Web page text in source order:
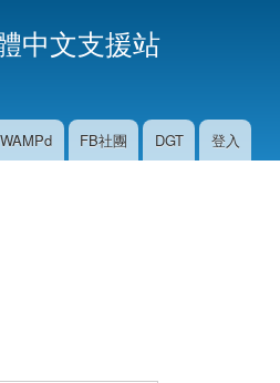
中文支援站
FB社團 DGT 登入